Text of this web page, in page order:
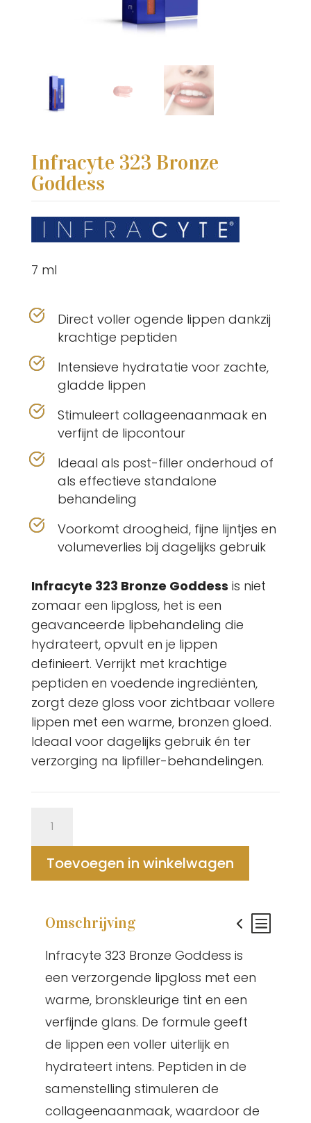
Infracyte 323 Bronze
Goddess
7 ml
Direct voller ogende lippen dankzij
krachtige peptiden
Intensieve hydratatie voor zachte,
gladde lippen
Stimuleert collageenaanmaak en
verfijnt de lipcontour
Ideaal als post-filler onderhoud of
als effectieve standalone
behandeling
Voorkomt droogheid, fijne lijntjes en
volumeverlies bij dagelijks gebruik
Infracyte 323 Bronze Goddess is niet
zomaar een lipgloss, het is een
geavanceerde lipbehandeling die
hydrateert, opvult en je lippen
definieert. Verrijkt met krachtige
peptiden en voedende ingrediënten,
zorgt deze gloss voor zichtbaar vollere
lippen met een warme, bronzen gloed.
Ideaal voor dagelijks gebruik én ter
verzorging na lipfiller-behandelingen.
Bronze
Goddess
Toevoegen in winkelwagen
Omschrijving
Infracyte 323 Bronze Goddess is
een verzorgende lipgloss met een
warme, bronskleurige tint en een
verfijnde glans. De formule geeft
de lippen een voller uiterlijk en
hydrateert intens. Peptiden in de
samenstelling stimuleren de
collageenaanmaak, waardoor de